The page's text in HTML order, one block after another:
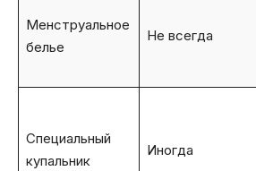
Менструальное
белье
Не всегда
Специальный
купальник
Иногда